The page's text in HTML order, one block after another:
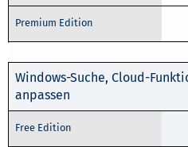
Windows-Suche, Cloud-
anpassen